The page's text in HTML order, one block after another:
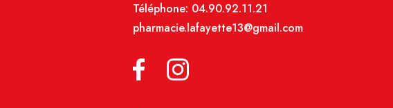
Téléphone: 04.90.92.11.21
pharmacie.lafayette13@gmail.com